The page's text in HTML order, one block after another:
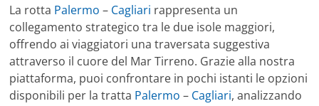
La rotta Palermo – Cagliari rappresenta un
collegamento strategico tra le due isole maggiori,
offrendo ai viaggiatori una traversata suggestiva
attraverso il cuore del Mar Tirreno. Grazie alla nostra
piattaforma, puoi confrontare in pochi istanti le opzioni
disponibili per la tratta Palermo – Cagliari, analizzando